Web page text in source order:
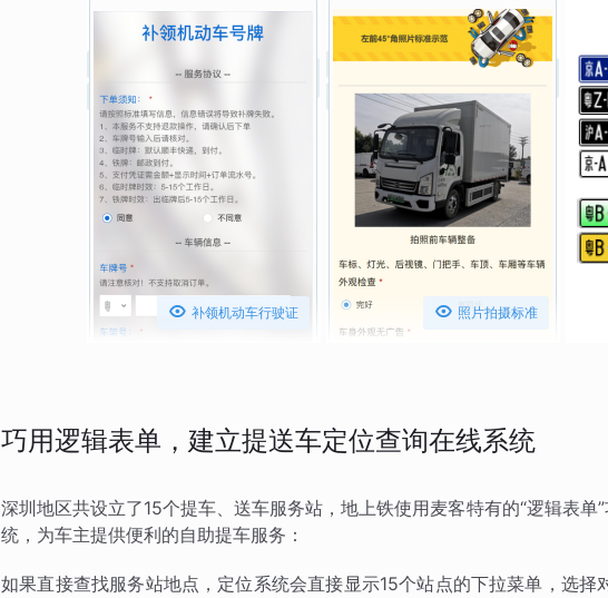
 补领机动车行驶证  照片拍摄标准
巧用逻辑表单，建立提送车定位查询在线系统
深圳地区共设立了15个提车、送车服务站，地上铁使用麦客特有的“逻辑表单
统，为车主提供便利的自助提车服务：
如果直接查找服务站地点，定位系统会直接显示15个站点的下拉菜单，选择